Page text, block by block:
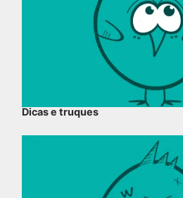
Dicas e truques